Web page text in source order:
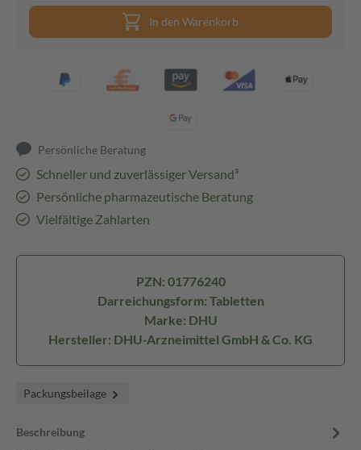
In den Warenkorb
Persönliche Beratung
Schneller und zuverlässiger Versand³
Persönliche pharmazeutische Beratung
Vielfältige Zahlarten
PZN: 01776240
Darreichungsform: Tabletten
Marke: DHU
Hersteller: DHU-Arzneimittel GmbH & Co. KG
Packungsbeilage
Beschreibung